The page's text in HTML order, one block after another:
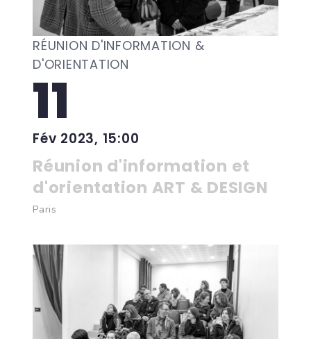
RÉUNION D'INFORMATION &
D'ORIENTATION
11
Fév 2023, 15:00
Réunion d'information et
d'orientation ART & DESIGN
Paris